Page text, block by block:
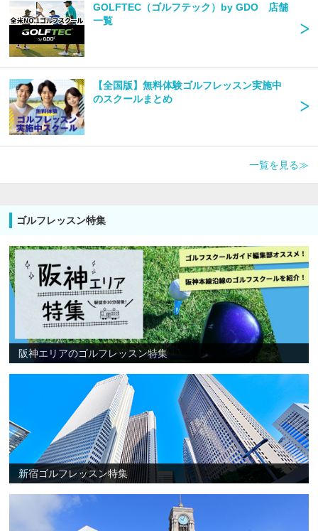
GOLFTEC（ゴルフテック）by GDO 店舗
一覧
【全国版】無料体験ゴルフレッスン実施中
のスクールまとめ
一覧を見る≫
ゴルフレッスン特集
阪神エリアのゴルフレッスン特集
新宿ゴルフレッスン特集